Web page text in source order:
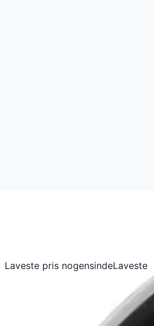
Laveste pris nogensindeLaveste